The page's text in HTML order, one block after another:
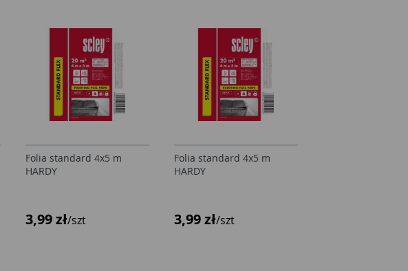
Folia standard 4x5 m
HARDY
3,99 zł/szt
Folia standard 4x5 m
HARDY
3,99 zł/szt